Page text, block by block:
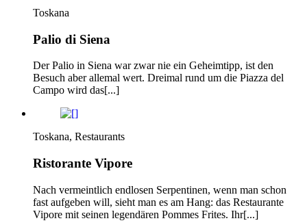
Toskana
Palio di Siena
Der Palio in Siena war zwar nie ein Geheimtipp, ist den
Besuch aber allemal wert. Dreimal rund um die Piazza del
Campo wird das[...]
Toskana, Restaurants
Ristorante Vipore
Nach vermeintlich endlosen Serpentinen, wenn man schon
fast aufgeben will, sieht man es am Hang: das Restaurante
Vipore mit seinen legendären Pommes Frites. Ihr[...]